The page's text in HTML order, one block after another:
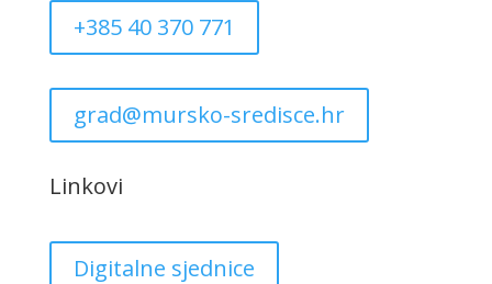
+385 40 370 771
grad@mursko-sredisce.hr
Linkovi
Digitalne sjednice